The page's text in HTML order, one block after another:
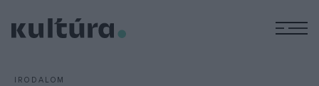
IRODALOM